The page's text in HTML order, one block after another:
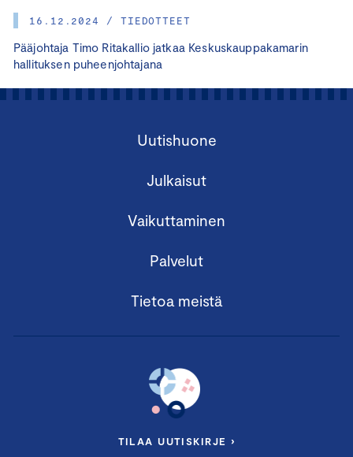
16.12.2024 / TIEDOTTEET
Pääjohtaja Timo Ritakallio jatkaa Keskuskauppakamarin
hallituksen puheenjohtajana
Uutishuone
Julkaisut
Vaikuttaminen
Palvelut
Tietoa meistä
TILAA UUTISKIRJE ›